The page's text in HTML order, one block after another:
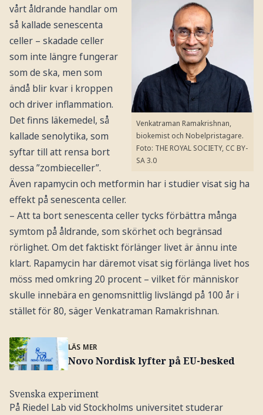
Venkatraman Ramakrishnan,
biokemist och Nobelpristagare.
Foto: THE ROYAL SOCIETY, CC BY-
SA 3.0
vårt åldrande handlar om
så kallade senescenta
celler – skadade celler
som inte längre fungerar
som de ska, men som
ändå blir kvar i kroppen
och driver inflammation.
Det finns läkemedel, så
kallade senolytika, som
syftar till att rensa bort
dessa ”zombieceller”.
Även rapamycin och metformin har i studier visat sig ha
effekt på senescenta celler.
– Att ta bort senescenta celler tycks förbättra många
symtom på åldrande, som skörhet och begränsad
rörlighet. Om det faktiskt förlänger livet är ännu inte
klart. Rapamycin har däremot visat sig förlänga livet hos
möss med omkring 20 procent – vilket för människor
skulle innebära en genomsnittlig livslängd på 100 år i
stället för 80, säger Venkatraman Ramakrishnan.
LÄS MER
Novo Nordisk lyfter på EU-besked
Svenska experiment
På Riedel Lab vid Stockholms universitet studerar